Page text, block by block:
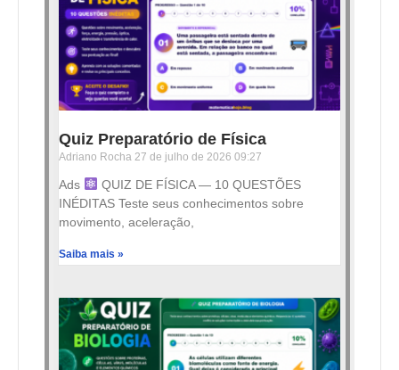
Quiz Preparatório de Física
Adriano Rocha 27 de julho de 2026 09:27
Ads
QUIZ DE FÍSICA — 10 QUESTÕES
INÉDITAS Teste seus conhecimentos sobre
movimento, aceleração,
Saiba mais »